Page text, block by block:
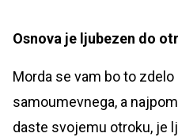
Osnova je ljubezen do
Morda se vam bo to
samoumevnega, a
daste svojemu otroku, je